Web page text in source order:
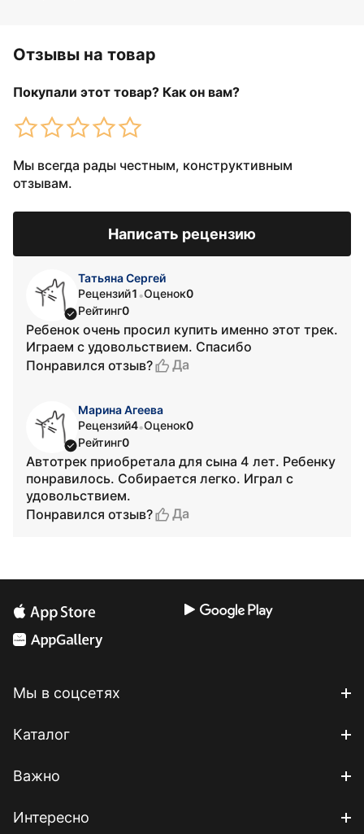
Отзывы на товар
Покупали этот товар? Как он вам?
Мы всегда рады честным, конструктивным
отзывам.
Написать рецензию
Татьяна Сергей
Рецензий1 •Оценок0
Рейтинг0
Ребенок очень просил купить именно этот трек.
Играем с удовольствием. Спасибо
Понравился отзыв?
Да
Марина Агеева
Рецензий4•Оценок0
Рейтинг0
Автотрек приобретала для сына 4 лет. Ребенку
понравилось. Собирается легко. Играл с
удовольствием.
Понравился отзыв?
Да
Мы в соцсетях
Каталог
Важно
Интересно